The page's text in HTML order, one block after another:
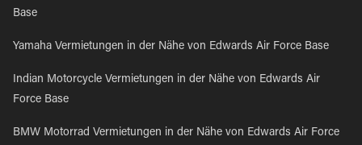
Base
Yamaha Vermietungen in der Nähe von Edwards Air Force Base
Indian Motorcycle Vermietungen in der Nähe von Edwards Air
Force Base
BMW Motorrad Vermietungen in der Nähe von Edwards Air Force